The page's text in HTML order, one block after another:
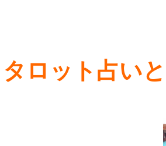
タロット占い